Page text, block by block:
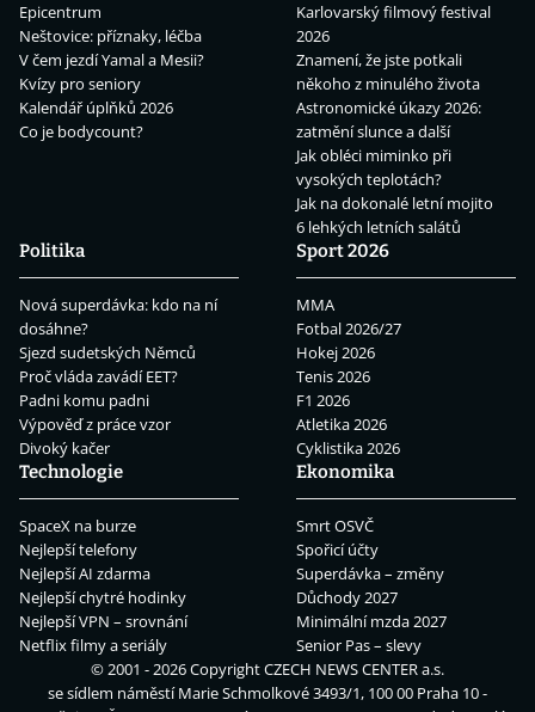
Epicentrum
Neštovice: příznaky, léčba
V čem jezdí Yamal a Mesii?
Kvízy pro seniory
Kalendář úplňků 2026
Co je bodycount?
Karlovarský filmový festival
2026
Znamení, že jste potkali
někoho z minulého života
Astronomické úkazy 2026:
zatmění slunce a další
Jak obléci miminko při
vysokých teplotách?
Jak na dokonalé letní mojito
6 lehkých letních salátů
Politika
Nová superdávka: kdo na ní
dosáhne?
Sjezd sudetských Němců
Proč vláda zavádí EET?
Padni komu padni
Výpověď z práce vzor
Divoký kačer
Sport 2026
MMA
Fotbal 2026/27
Hokej 2026
Tenis 2026
F1 2026
Atletika 2026
Cyklistika 2026
Technologie
SpaceX na burze
Nejlepší telefony
Nejlepší AI zdarma
Nejlepší chytré hodinky
Nejlepší VPN – srovnání
Netflix filmy a seriály
Ekonomika
Smrt OSVČ
Spořicí účty
Superdávka – změny
Důchody 2027
Minimální mzda 2027
Senior Pas – slevy
© 2001 - 2026 CopyrightCZECH NEWS CENTER a.s.
se sídlem náměstí Marie Schmolkové 3493/1, 100 00 Praha 10 -